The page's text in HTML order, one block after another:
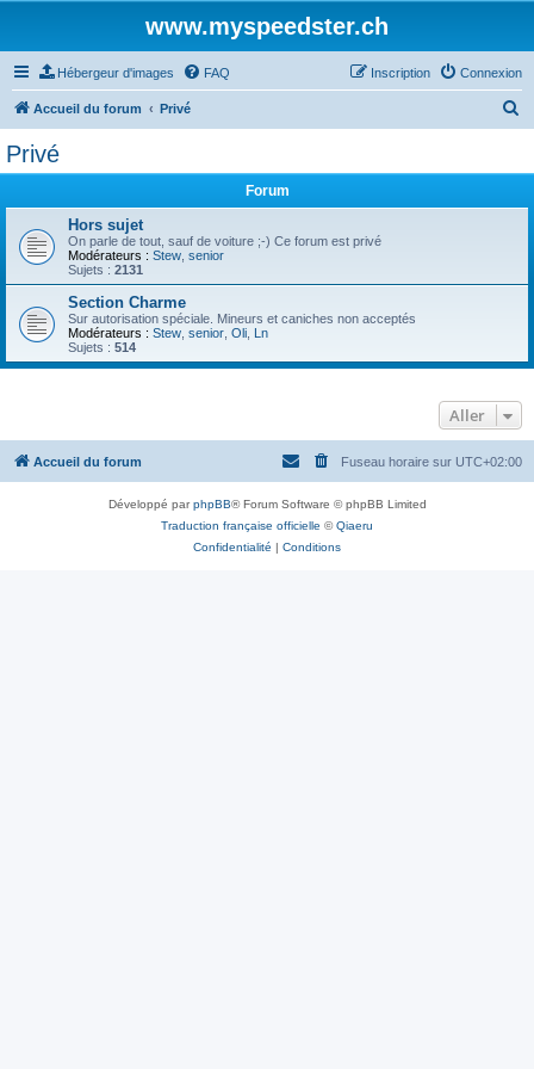
www.myspeedster.ch
Hébergeur d'images FAQ Connexion
Inscription
Accueil du forum Privé
r
Privé
Forum
Hors sujet
On parle de tout, sauf de voiture ;-) Ce forum est privé
Modérateurs : Stew senior
Sujets : 2131
Section Charme
Sur autorisation spéciale. Mineurs et caniches non acceptés
Modérateurs : Stew senior Oli Ln
Sujets : 514
Aller
Accueil du forum Fuseau horaire sur UTC+02:00
Développé parphpBB® Forum Software © phpBB Limited
Traduction française officielle ©Qiaeru
Confidentialité | Conditions